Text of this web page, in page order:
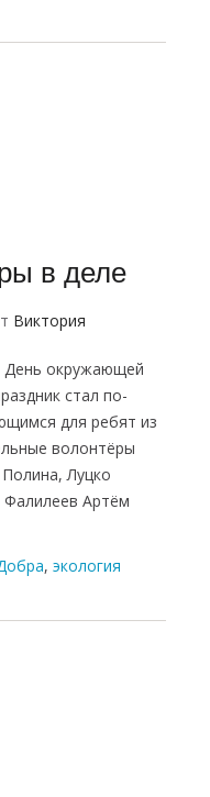
в деле
Виктория
День окружающей
стал по-
для ребят из
волонтёры
Луцко
Артём
, экология